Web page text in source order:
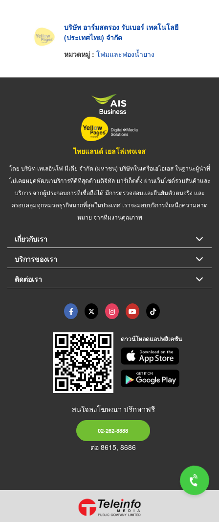
บริษัท อาร์มสตรอง รับเบอร์ เทคโนโลยี
(ประเทศไทย) จำกัด
หมวดหมู่ : โฟมและฟองน้ำยาง
ไทยแลนด์ เยลโล่เพจเจส
โดย บริษัท เทเลอินโฟ มีเดีย จำกัด (มหาชน) บริษัทในเครือเอไอเอส ในฐานะผู้นำที่
ไม่เคยหยุดพัฒนาบริการที่ดีที่สุดด้านดิจิทัล มาร์เก็ตติ้ง ผ่านเว็บไซต์รวมสินค้าและ
บริการ จากผู้ประกอบการที่เชื่อถือได้ มีการตรวจสอบและยืนยันตัวตนจริง และ
ครอบคลุมทุกหมวดธุรกิจมากที่สุดในประเทศ เราจะมอบบริการที่เหนือความคาด
หมาย จากทีมงานคุณภาพ
เกี่ยวกับเรา
บริการของเรา
ติดต่อเรา
ดาวน์โหลดแอปพลิเคชัน
สนใจลงโฆษณา ปรึกษาฟรี
02-262-8888
ต่อ 8615, 8686